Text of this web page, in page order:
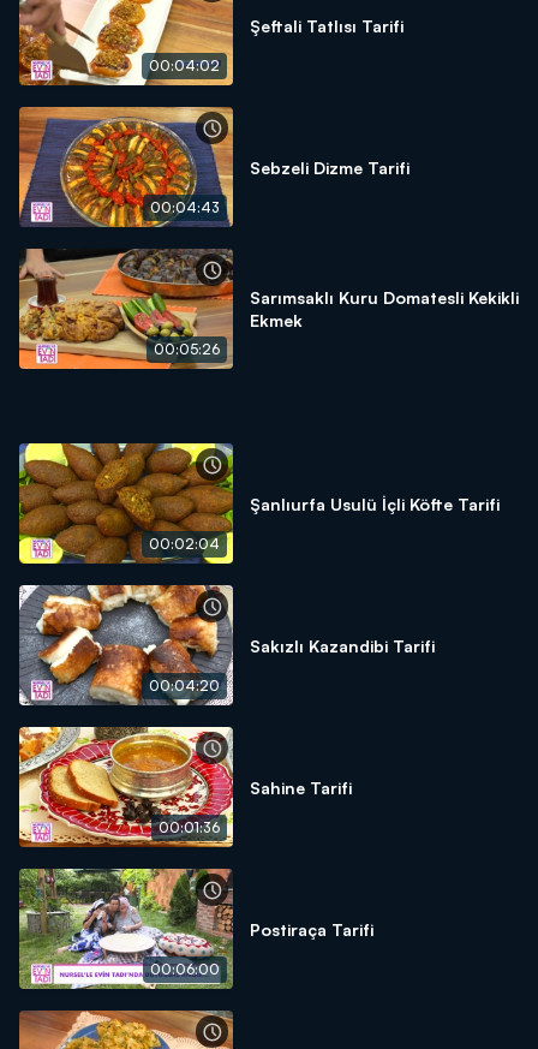
00:04:02
Şeftali Tatlısı Tarifi
00:04:43
Sebzeli Dizme Tarifi
00:05:26
Sarımsaklı Kuru Domatesli Kekikli
Ekmek
00:02:04
Şanlıurfa Usulü İçli Köfte Tarifi
00:04:20
Sakızlı Kazandibi Tarifi
00:01:36
Sahine Tarifi
00:06:00
Postiraça Tarifi